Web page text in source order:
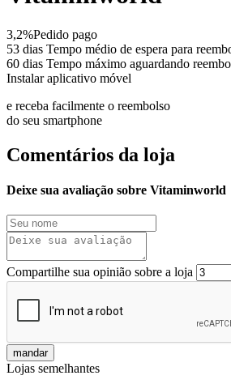
3,2%Pedido pago
53 dias Tempo médio de espera para
60 dias Tempo máximo aguardando
Instalar aplicativo móvel
e receba facilmente o reembolso
do seu smartphone
Comentários da loja
Deixe sua avaliação sobre Vitaminworld
Compartilhe sua opinião sobre a loja
mandar
Lojas semelhantes